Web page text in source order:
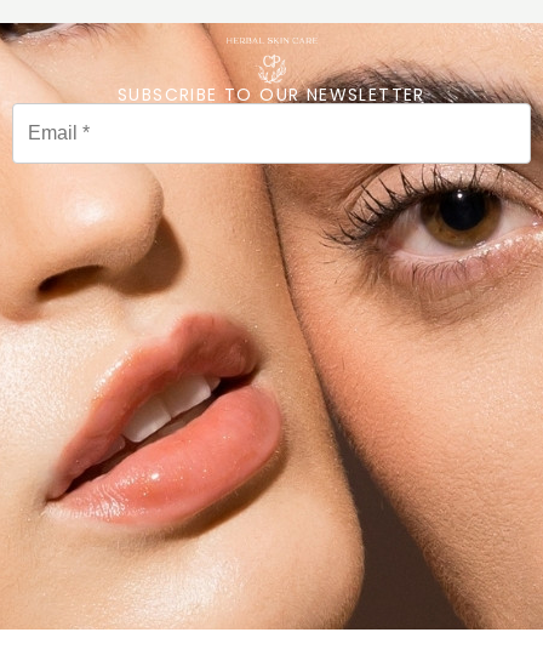
SUBSCRIBE TO OUR NEWSLETTER